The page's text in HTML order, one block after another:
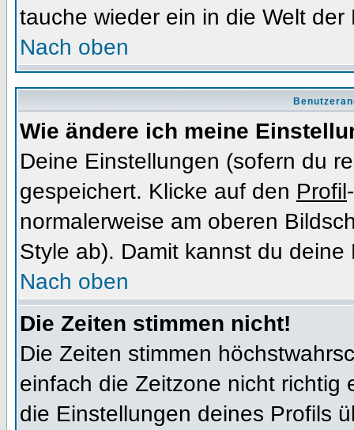
tauche wieder ein in die Welt der
Nach oben
Wie ändere ich meine
Deine Einstellungen (sofern du
gespeichert. Klicke auf den Profil
normalerweise am oberen
Style ab). Damit kannst du
Nach oben
Die Zeiten stimmen nicht!
Die Zeiten stimmen
einfach die Zeitzone nicht richtig
die Einstellungen deines Profils